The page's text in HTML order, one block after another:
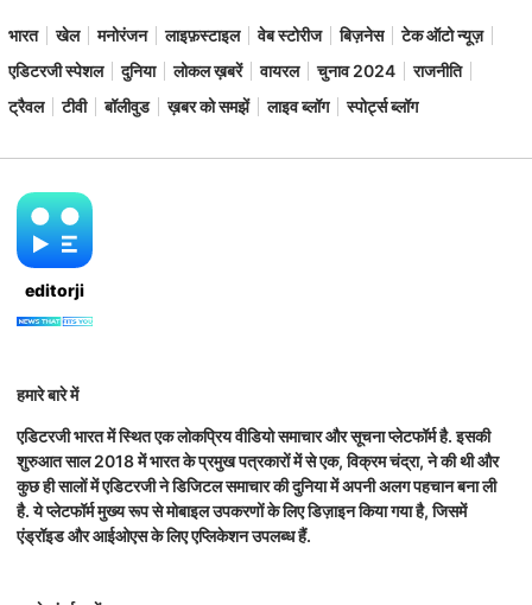
भारत खेल मनोरंजन लाइफ़स्टाइल वेब स्टोरीज बिज़नेस
टेक ऑटो न्यूज़
एडिटरजी स्पेशल
दुनिया लोकल ख़बरें वायरल चुनाव 2024
राजनीति
ट्रैवल
टीवी बॉलीवुड ख़बर को समझें लाइव ब्लॉग स्पोर्ट्स ब्लॉग
editorji
हमारे बारे में
एडिटरजी भारत में स्थित एक लोकप्रिय वीडियो समाचार और सूचना प्लेटफॉर्म है. इसकी
शुरुआत साल 2018 में भारत के प्रमुख पत्रकारों में से एक, विक्रम चंद्रा, ने की थी और
कुछ ही सालों में एडिटरजी ने डिजिटल समाचार की दुनिया में अपनी अलग पहचान बना ली
है. ये प्लेटफॉर्म मुख्य रूप से मोबाइल उपकरणों के लिए डिज़ाइन किया गया है, जिसमें
एंड्रॉइड और आईओएस के लिए एप्लिकेशन उपलब्ध हैं.